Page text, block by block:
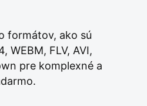
formátov, ako sú
WEBM, FLV, AVI,
pre komplexné a